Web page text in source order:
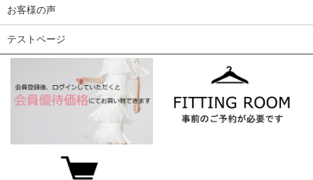
お客様の声
テストページ